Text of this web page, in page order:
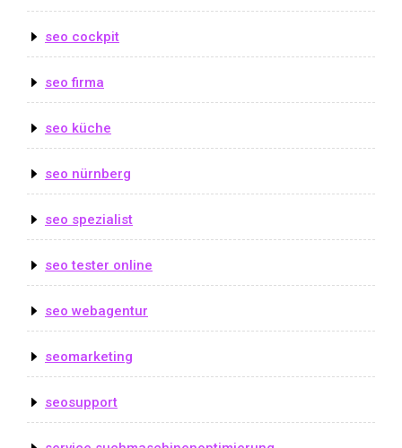
seo cockpit
seo firma
seo küche
seo nürnberg
seo spezialist
seo tester online
seo webagentur
seomarketing
seosupport